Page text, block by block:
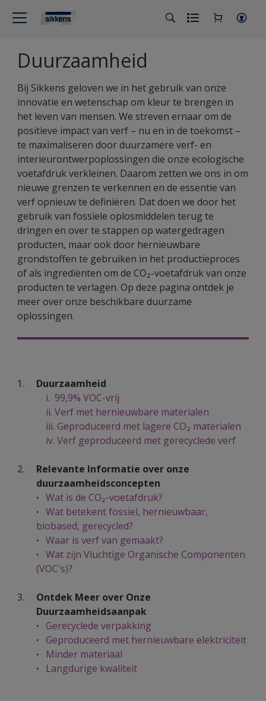
Duurzaamheid
Bij Sikkens geloven we in het gebruik van onze
innovatie en wetenschap om kleur te brengen in
het leven van mensen. We streven ernaar om de
positieve impact van verf – nu en in de toekomst –
te maximaliseren door duurzamere verf- en
interieurontwerpoplossingen die onze ecologische
voetafdruk verkleinen. Daarom zetten we ons in om
nieuwe grenzen te verkennen en de essentie van
verf opnieuw te definiëren. Dat doen we door het
gebruik van fossiele oplosmiddelen terug te
dringen en over te stappen op watergedragen
producten, maar ook door hernieuwbare
grondstoffen te gebruiken in het productieproces
of als ingrediënten om de CO₂-voetafdruk van onze
producten te verlagen. Op deze pagina ontdek je
meer over onze beschikbare duurzame
oplossingen.
Duurzaamheid
i. 99,9% VOC-vrij
ii. Verf met hernieuwbare materialen
iii. Geproduceerd met lagere CO₂ materialen
iv. Verf geproduceerd met gerecyclede verf
Relevante Informatie over onze
duurzaamheidsconcepten
· Wat is de CO₂-voetafdruk?
· Wat betekent fossiel, hernieuwbaar,
biobased, gerecycled?
· Waar is verf van gemaakt?
· Wat zijn Vluchtige Organische Componenten
(VOC's)?
Ontdek Meer over Onze
Duurzaamheidsaanpak
· Gerecyclede verpakking
· Geproduceerd met hernieuwbare elektriciteit
· Minder materiaal
· Langdurige kwaliteit